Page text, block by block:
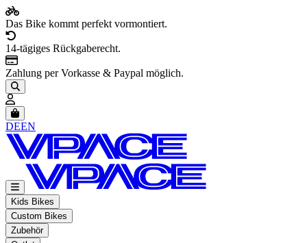
Das Bike kommt perfekt vormontiert.
14-tägiges Rückgaberecht.
Zahlung per Vorkasse & Paypal möglich.
Artikel im Warenkorb, Warenkorb anzeigen
DEEN
Kids Bikes
Custom Bikes
Zubehör